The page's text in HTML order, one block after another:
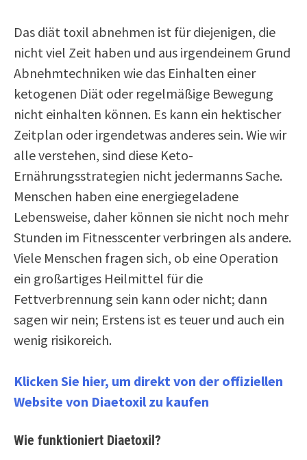
Das diät toxil abnehmen ist für diejenigen, die
nicht viel Zeit haben und aus irgendeinem Grund
Abnehmtechniken wie das Einhalten einer
ketogenen Diät oder regelmäßige Bewegung
nicht einhalten können. Es kann ein hektischer
Zeitplan oder irgendetwas anderes sein. Wie wir
alle verstehen, sind diese Keto-
Ernährungsstrategien nicht jedermanns Sache.
Menschen haben eine energiegeladene
Lebensweise, daher können sie nicht noch mehr
Stunden im Fitnesscenter verbringen als andere.
Viele Menschen fragen sich, ob eine Operation
ein großartiges Heilmittel für die
Fettverbrennung sein kann oder nicht; dann
sagen wir nein; Erstens ist es teuer und auch ein
wenig risikoreich.
Klicken Sie hier, um direkt von der offiziellen
Website von Diaetoxil zu kaufen
Wie funktioniert Diaetoxil?